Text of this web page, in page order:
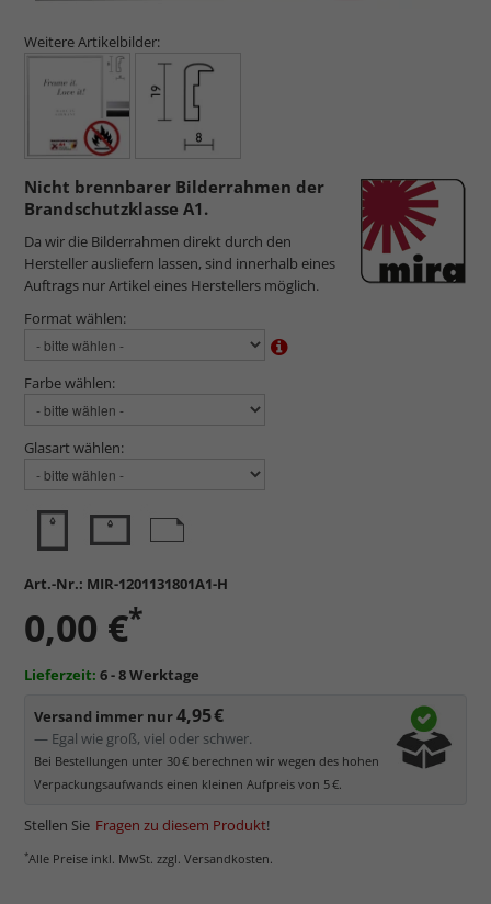
Weitere Artikelbilder:
Nicht brennbarer Bilderrahmen der
Brandschutzklasse A1.
Da wir die Bilderrahmen direkt durch den
Hersteller ausliefern lassen, sind innerhalb eines
Auftrags nur Artikel eines Herstellers möglich.
Format wählen:
Farbe wählen:
Glasart wählen:
Art.-Nr.: MIR-1201131801A1-H
0,00 €*
Lieferzeit: 6 - 8 Werktage
Versand immer nur4,95 €
— Egal wie groß, viel oder schwer.
Bei Bestellungen unter 30 € berechnen wir wegen des hohen
Verpackungsaufwands einen kleinen Aufpreis von 5 €.
Stellen Sie Fragen zu diesem Produkt!
*Alle Preise inkl. MwSt. zzgl. Versandkosten.